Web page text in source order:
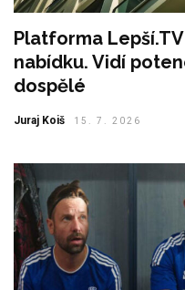
Platforma
nabídku. Vidí
dospělé
Juraj Koiš 15. 7. 2026